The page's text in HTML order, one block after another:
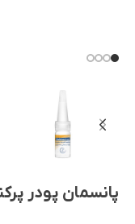
پانسمان پودر